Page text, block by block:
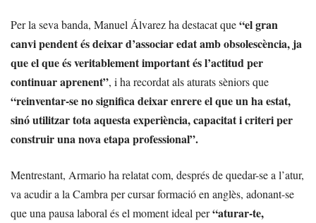
Per la seva banda, Manuel Álvarez ha destacat que“el gran
canvi pendent és deixar d’associar edat amb obsolescència, ja
que el que és veritablement important és l’actitud per
continuar aprenent”, i ha recordat als aturats sèniors que
“reinventar-se no significa deixar enrere el que un ha estat,
sinó utilitzar tota aquesta experiència, capacitat i criteri per
construir una nova etapa professional”.
Mentrestant, Armario ha relatat com, després de quedar-se a l’atur,
va acudir a la Cambra per cursar formació en anglès, adonant-se
que una pausa laboral és el moment ideal per“aturar-te,